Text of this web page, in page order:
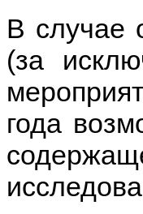
В случае
(за
года